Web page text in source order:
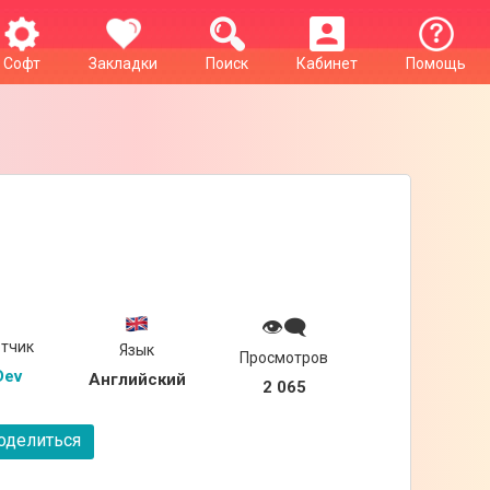
Помощь
Кабинет
Поиск
Закладки
Софт
Язык
Английский
👁‍🗨
Просмотров
2 065